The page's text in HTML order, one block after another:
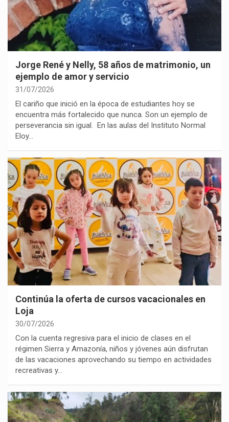
Jorge René y Nelly, 58 años de matrimonio, un
ejemplo de amor y servicio
31/07/2026
El cariño que inició en la época de estudiantes hoy se
encuentra más fortalecido que nunca. Son un ejemplo de
perseverancia sin igual. En las aulas del Instituto Normal
Eloy…
Continúa la oferta de cursos vacacionales en
Loja
30/07/2026
Con la cuenta regresiva para el inicio de clases en el
régimen Sierra y Amazonía, niños y jóvenes aún disfrutan
de las vacaciones aprovechando su tiempo en actividades
recreativas y…